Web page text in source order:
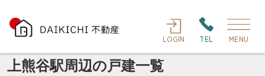
LOGIN TEL MENU
上熊谷駅周辺の戸建一覧